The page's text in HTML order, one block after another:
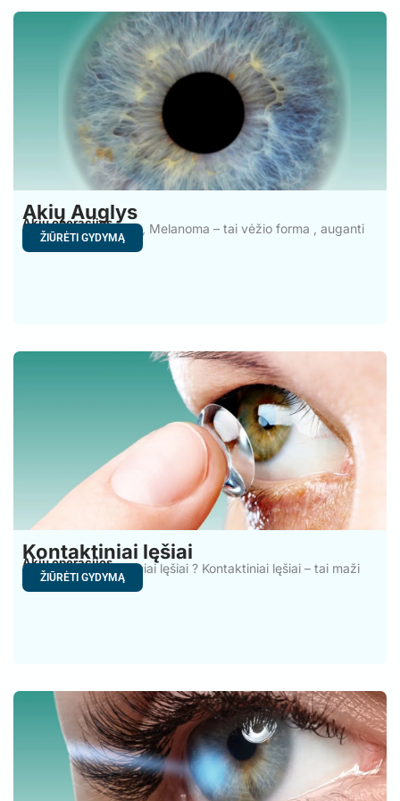
Akių Auglys
Akių operacijos
Akių auglys Turkijoje, Melanoma – tai vėžio forma , auganti
ŽIŪRĖTI GYDYMĄ
Kontaktiniai lęšiai
Akių operacijos
Kaip veikia kontaktiniai lęšiai ? Kontaktiniai lęšiai – tai maži
ŽIŪRĖTI GYDYMĄ